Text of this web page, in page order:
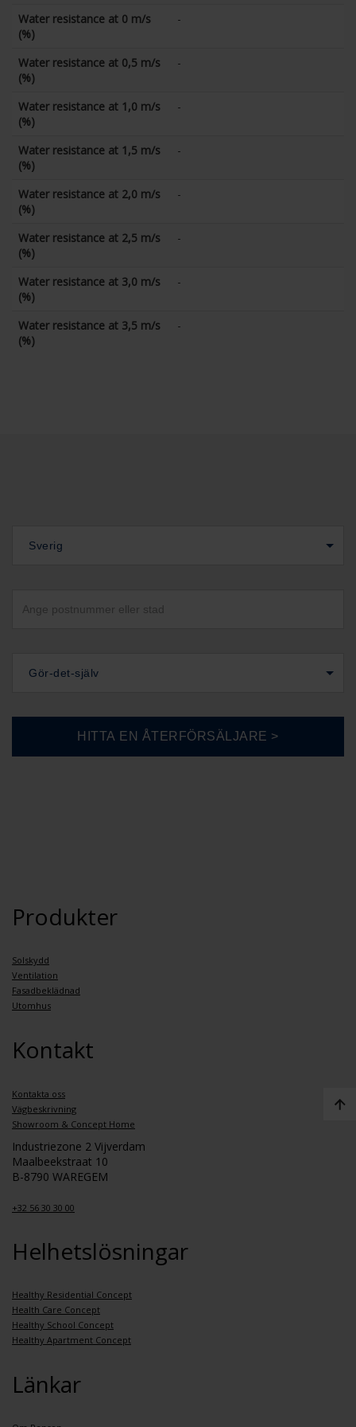
Water resistance at 0 m/s
(%)
-
Water resistance at 0,5 m/s
(%)
-
Water resistance at 1,0 m/s
(%)
-
Water resistance at 1,5 m/s
(%)
-
Water resistance at 2,0 m/s
(%)
-
Water resistance at 2,5 m/s
(%)
-
Water resistance at 3,0 m/s
(%)
-
Water resistance at 3,5 m/s
(%)
-
Sverig
Gör-det-själv
Produkter
Solskydd
Ventilation
Fasadbeklädnad
Utomhus
Kontakt
Kontakta oss
Vägbeskrivning
Showroom & Concept Home
Industriezone 2 Vijverdam
Maalbeekstraat 10
B-8790 WAREGEM
+32 56 30 30 00
Helhetslösningar
Healthy Residential Concept
Health Care Concept
Healthy School Concept
Healthy Apartment Concept
Länkar